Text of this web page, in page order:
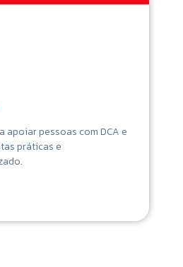
pessoas com DCA e
práticas e